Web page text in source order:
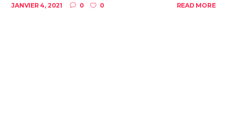
JANVIER 4, 2021 0 0 READ MORE